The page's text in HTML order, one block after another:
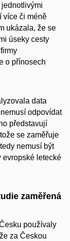
více či méně
ukázala, že se
úseky cesty
o přínosech
data
odpovídat
představují
se zaměřuje
nemusí být
evropské letecké
zaměřená
používaly
za Českou